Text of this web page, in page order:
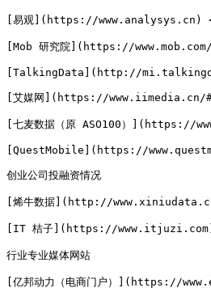
[易观](https://www.analysys.cn)
[Mob 研究院](https://
[TalkingData](http://
[艾媒网](https://
[七麦数据（原 ASO100）
[QuestMobile](https://
创业公司投融资情况
[烯牛数据](http://
[IT 桔子](https://
行业专业媒体网站
[亿邦动力（电商门户）](https://